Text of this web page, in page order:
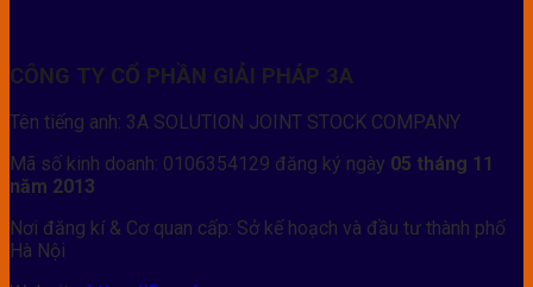
CÔNG TY CỔ PHẦN GIẢI PHÁP 3A
Tên tiếng anh: 3A SOLUTION JOINT STOCK COMPANY
Mã số kinh doanh: 0106354129 đăng ký ngày 05 tháng 11
năm 2013
Nơi đăng kí & Cơ quan cấp: Sở kế hoạch và đầu tư thành phố
Hà Nội